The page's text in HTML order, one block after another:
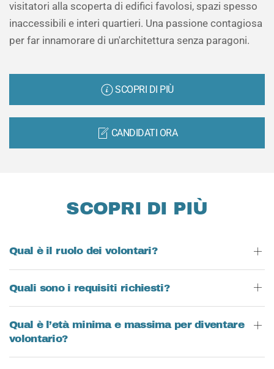
visitatori alla scoperta di edifici favolosi, spazi spesso
inaccessibili e interi quartieri. Una passione contagiosa
per far innamorare di un'architettura senza paragoni.
SCOPRI DI PIÙ
CANDIDATI ORA
SCOPRI DI PIÙ
Qual è il ruolo dei volontari?
Quali sono i requisiti richiesti?
Qual è l’età minima e massima per diventare
volontario?